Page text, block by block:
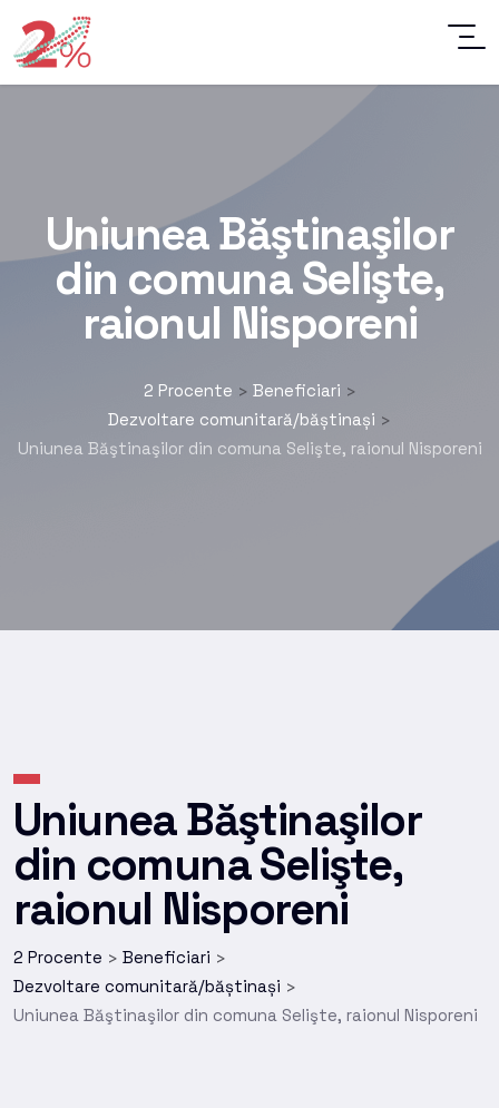
Uniunea Băştinaşilor
din comuna Selişte,
raionul Nisporeni
2 Procente > Beneficiari >
Dezvoltare comunitară/băștinași >
Uniunea Băştinaşilor din comuna Selişte, raionul Nisporeni
Uniunea Băştinaşilor
din comuna Selişte,
raionul Nisporeni
2 Procente > Beneficiari >
Dezvoltare comunitară/băștinași >
Uniunea Băştinaşilor din comuna Selişte, raionul Nisporeni